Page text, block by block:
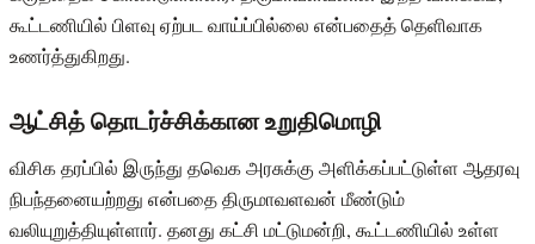
கூட்டணியில் பிளவு ஏற்பட வாய்ப்பில்லை என்பதைத் தெளிவாக
உணர்த்துகிறது.
ஆட்சித் தொடர்ச்சிக்கான உறுதிமொழி
விசிக தரப்பில் இருந்து தவெக அரசுக்கு அளிக்கப்பட்டுள்ள ஆதரவு
நிபந்தனையற்றது என்பதை திருமாவளவன் மீண்டும்
வலியுறுத்தியுள்ளார். தனது கட்சி மட்டுமன்றி, கூட்டணியில் உள்ள